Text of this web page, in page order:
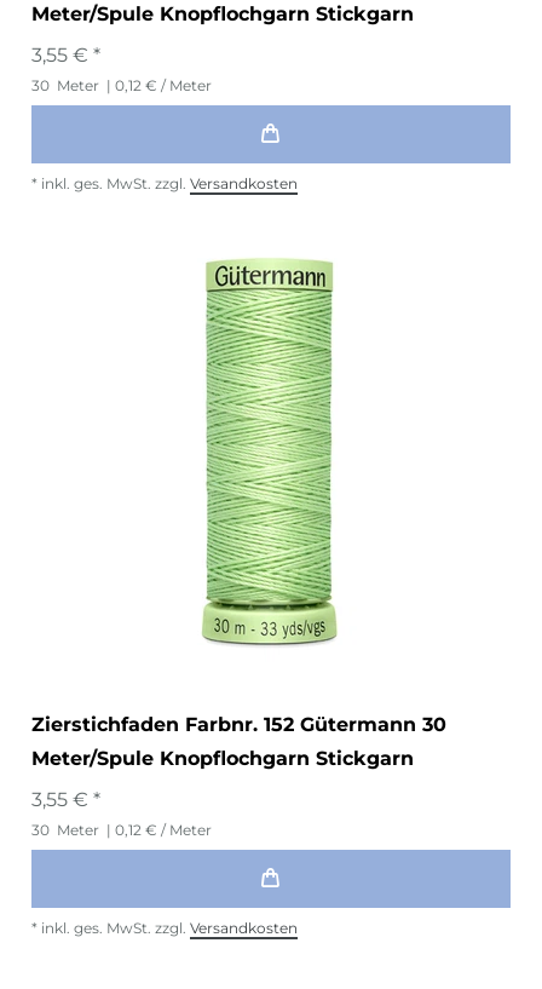
Meter/Spule Knopflochgarn Stickgarn
3,55 € *
30 Meter | 0,12 € / Meter
* inkl. ges. MwSt. zzgl. Versandkosten
Zierstichfaden Farbnr. 152 Gütermann 30
Meter/Spule Knopflochgarn Stickgarn
3,55 € *
30 Meter | 0,12 € / Meter
* inkl. ges. MwSt. zzgl. Versandkosten